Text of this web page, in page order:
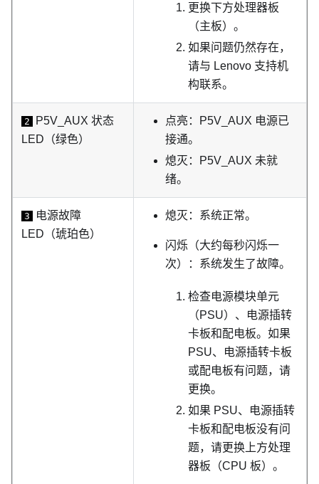
更换下方处理器板
（主板）。
如果问题仍然存在，
请与 Lenovo 支持机
构联系。
2
P5V_AUX 状态
LED（绿色）
点亮：P5V_AUX 电源已
接通。
熄灭：P5V_AUX 未就
绪。
3
电源故障
LED（琥珀色）
熄灭：系统正常。
闪烁（大约每秒闪烁一
次）：系统发生了故障。
检查电源模块单元
（PSU）、电源插转
卡板和配电板。如果
PSU、电源插转卡板
或配电板有问题，请
更换。
如果 PSU、电源插转
卡板和配电板没有问
题，请更换上方处理
器板（CPU 板）。